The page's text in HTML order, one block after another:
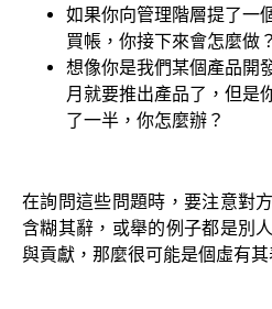
如果你向管理階層提了一
買帳，你接下來會怎麼做？
想像你是我們某個產品開
月就要推出產品了，但是
了一半，你怎麼辦？
在詢問這些問題時，要注意對
含糊其辭，或舉的例子都是別
與貢獻，那麼很可能是個虛有其